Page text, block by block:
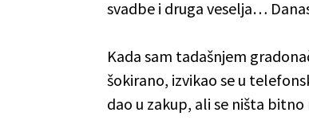
svadbe i druga veselja…
Kada sam tadašnjem
šokirano, izvikao se u
dao u zakup, ali se ništa